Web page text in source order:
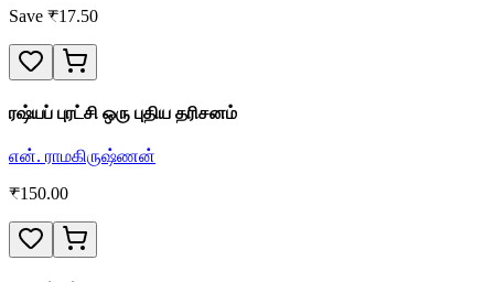
Save ₹17.50
ரஷ்யப் புரட்சி ஒரு புதிய தரிசனம்
என். ராமகிருஷ்ணன்
₹150.00